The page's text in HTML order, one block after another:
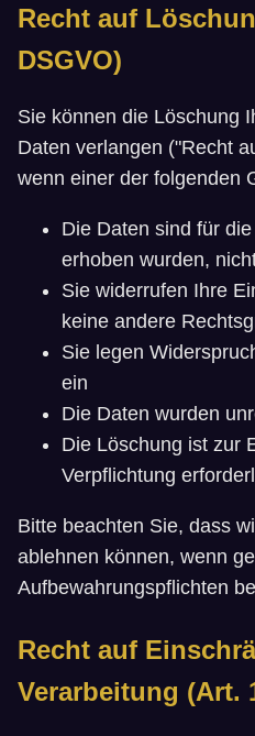
Recht auf
DSGVO)
Sie können die Löschung
Daten verlangen ("Recht
wenn einer der folgenden
Die Daten sind für
erhoben wurden,
Sie widerrufen Ihre
keine andere
Sie legen
ein
Die Daten wurden
Die Löschung ist zur
Verpflichtung
Bitte beachten Sie, dass
ablehnen können, wenn
Aufbewahrungspflichten
Recht auf
Verarbeitung (Art.